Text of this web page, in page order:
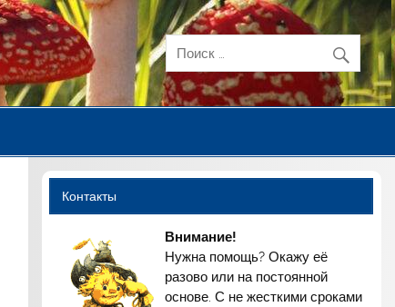
Контакты
Внимание!
Нужна помощь? Окажу её
разово или на постоянной
основе. С не жесткими сроками